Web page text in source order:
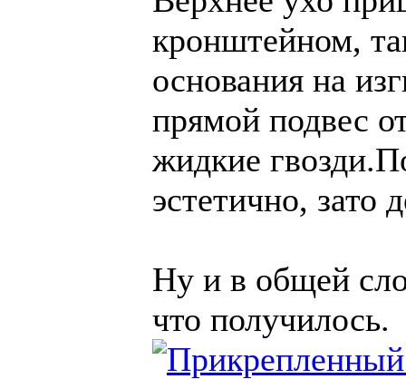
кронштейном,
основания на
прямой подвес
жидкие
эстетично, зато
Ну и в общей
что получилось.